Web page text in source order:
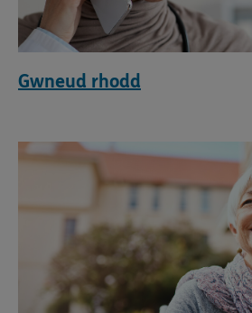
Gwneud rhodd